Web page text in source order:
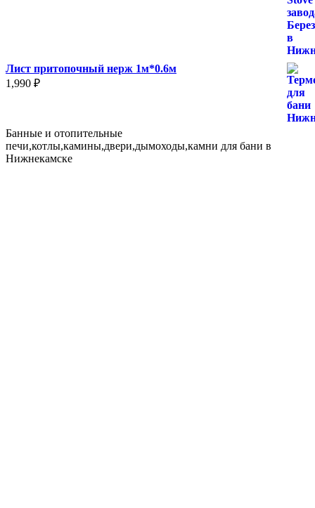
Лист притопочный нерж 1м*0.6м
1,990 ₽
Банные и отопительные
печи,котлы,камины,двери,дымоходы,камни для бани в
Нижнекамске